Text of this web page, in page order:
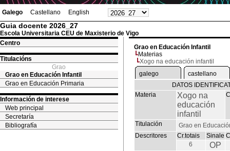
Galego Castellano English
Guia docente 2026_27
Escola Universitaria CEU de Maxisterio de Vigo
Centro
Titulacións
Grao
Grao en Educación Infantil
Grao en Educación Primaria
Información de interese
Web principal
Secretaría
Bibliografía
Grao en Educación Infantil
Materias
Xogo na educación infantil
galego
castellano
DATOS
Materia
Xogo na
educación
infantil
Titulación
Grao en
Descritores
Cr.totais Sinale
6
OP